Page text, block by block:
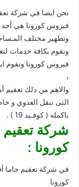
نحن ايضا في شركة
فيروس كورونا هي أحد
وتطهير مختلف
ونقوم بكافة خدمات
فيروس كورونا ونقوم
،
والاهم من ذلك تعقيم
التى تنقل العدوي و
باكمله ( كوفـيد 19 ) .
شركة
كورونا :
في شركة تعقيم جاما
كورونا